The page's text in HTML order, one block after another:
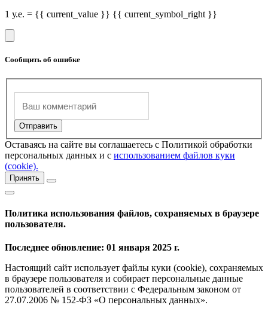
1 у.е. = {{ current_value }} {{ current_symbol_right }}
Сообщить об ошибке
Оставаясь на сайте вы соглашаетесь с Политикой обработки
персональных данных и с использованием файлов куки
(cookie).
Принять
Политика использования файлов, сохраняемых в браузере
пользователя.
Последнее обновление: 01 января 2025 г.
Настоящий сайт использует файлы куки (cookie), сохраняемых
в браузере пользователя и собирает персональные данные
пользователей в соответствии с Федеральным законом от
27.07.2006 № 152-ФЗ «О персональных данных».